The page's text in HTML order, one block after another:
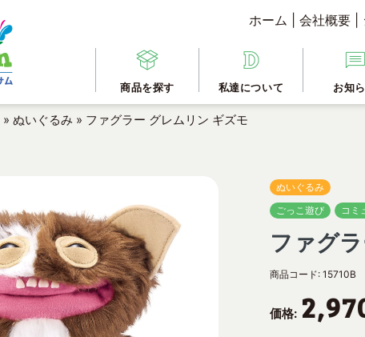
ホーム 会社概要
商品を探す 私達について お知
» ぬいぐるみ » ファグラー グレムリン ギズモ
ぬいぐるみ
ごっこ遊び
コミ
ファグ
商品コード:15710B
価格: